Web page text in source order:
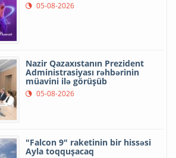
05-08-2026
Nazir Qazaxıstanın Prezident
Administrasiyası rəhbərinin
müavini ilə görüşüb
05-08-2026
"Falcon 9" raketinin bir hissəsi
Ayla toqquşacaq